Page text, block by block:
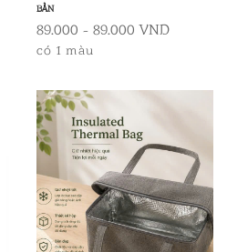
BẢN
89.000 - 89.000 VND
có 1 màu